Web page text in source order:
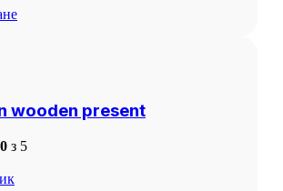
wooden present
з 5